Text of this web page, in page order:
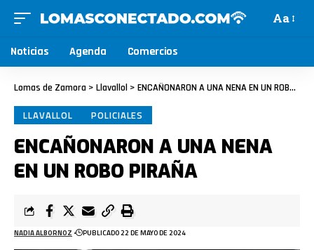
Aa
Noticias Agenda Comercios
Lomas de Zamora > Llavallol > ENCAÑONARON A UNA NENA EN UN ROBO PIRAÑA
LLAVALLOL POLICIALES
ENCAÑONARON A UNA NENA
EN UN ROBO PIRAÑA
NADIA ALBORNOZ PUBLICADO 22 DE MAYO DE 2024